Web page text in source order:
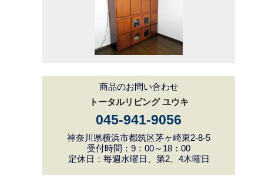
商品のお問い合わせ
トータルリビング ユウキ
045-941-9056
神奈川県横浜市都筑区茅ヶ崎東2-8-5
受付時間：9：00～18：00
定休日：毎週水曜日、第2、4木曜日